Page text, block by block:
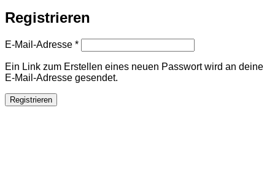
Registrieren
E-Mail-Adresse *Erforderlich
Ein Link zum Erstellen eines neuen Passwort wird an deine
E-Mail-Adresse gesendet.
Registrieren